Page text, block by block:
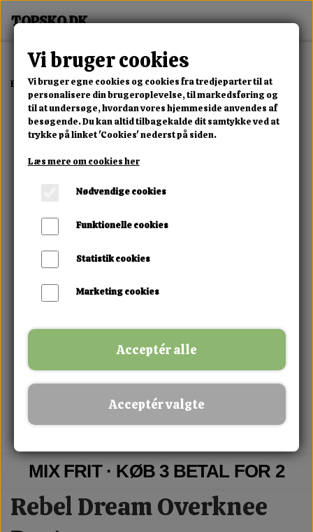
Forside Dame Alle Damesko Rebel Dream Overknee Boot
MIX FRIT · KØB 3 BETAL FOR 2
Rebel Dream Overknee
Vi bruger cookies
Vi bruger egne cookies og cookies fra tredjeparter til at
personalisere din brugeroplevelse, til markedsføring og
til at undersøge, hvordan vores hjemmeside anvendes af
besøgende. Du kan altid tilbagekalde dit samtykke ved at
trykke på linket 'Cookies' nederst på siden.
Læs mere om cookies her
Nødvendige cookies
Funktionelle cookies
Statistik cookies
Marketing cookies
Acceptér alle
Acceptér valgte